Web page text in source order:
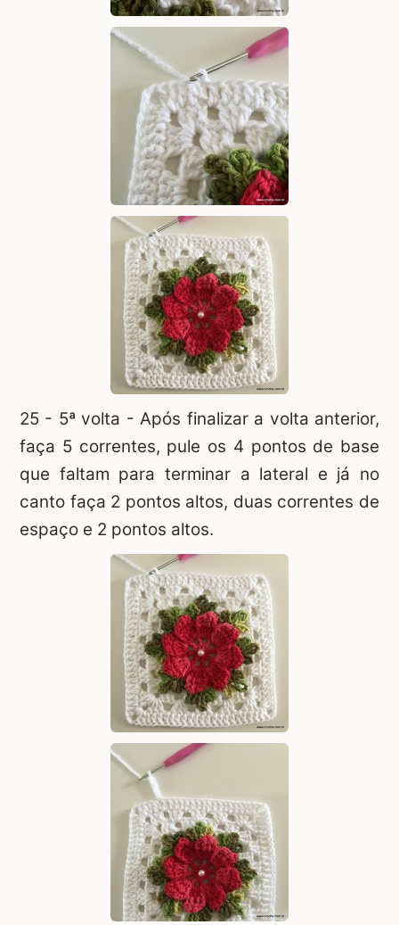
25 - 5ª volta - Após finalizar a volta anterior,
faça 5 correntes, pule os 4 pontos de base
que faltam para terminar a lateral e já no
canto faça 2 pontos altos, duas correntes de
espaço e 2 pontos altos.